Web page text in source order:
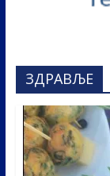
ЗДРАВЉЕ